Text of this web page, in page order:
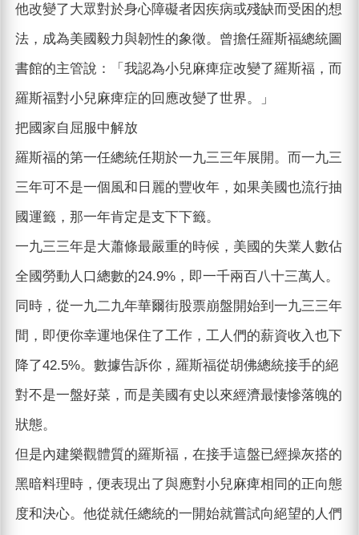
他改變了大眾對於身心障礙者因疾病或殘缺而受困的想
法，成為美國毅力與韌性的象徵。曾擔任羅斯福總統圖
書館的主管說：「我認為小兒麻痺症改變了羅斯福，而
羅斯福對小兒麻痺症的回應改變了世界。」
把國家自屈服中解放
羅斯福的第一任總統任期於一九三三年展開。而一九三
三年可不是一個風和日麗的豐收年，如果美國也流行抽
國運籤，那一年肯定是支下下籤。
一九三三年是大蕭條最嚴重的時候，美國的失業人數佔
全國勞動人口總數的24.9%，即一千兩百八十三萬人。
同時，從一九二九年華爾街股票崩盤開始到一九三三年
間，即便你幸運地保住了工作，工人們的薪資收入也下
降了42.5%。數據告訴你，羅斯福從胡佛總統接手的絕
對不是一盤好菜，而是美國有史以來經濟最悽慘落魄的
狀態。
但是內建樂觀體質的羅斯福，在接手這盤已經操灰搭的
黑暗料理時，便表現出了與應對小兒麻痺相同的正向態
度和決心。他從就任總統的一開始就嘗試向絕望的人們